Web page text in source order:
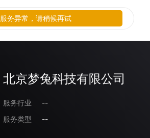
北京梦兔科技有限公司
服务行业
--
服务类型
--
服务异常，请稍候再试